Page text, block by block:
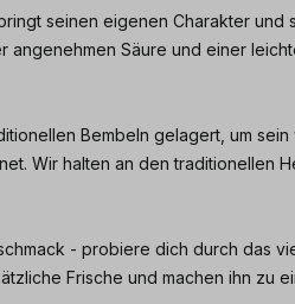
seinen eigenen Charakter und
Säure und einer
Bembeln gelagert, um sein
Wir halten an den traditionellen
- probiere dich durch das
Frische und machen ihn zu